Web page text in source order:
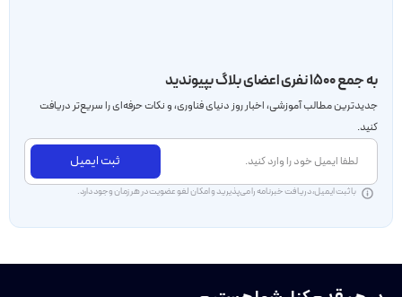
به جمع ۱۵۰۰ نفری اعضای بلاگ بپیوندید
جدید‌ترین مطالب آموزشی، اخبار روز دنیای فناوری، و نکات حرفه‌ای را سریع‌تر دریافت
کنید.
ثبت ایمیل
با ثبت ایمیل، دریافت خبرنامه را می‌پذیرید و امکان لغو عضویت در هر زمان وجود دارد.